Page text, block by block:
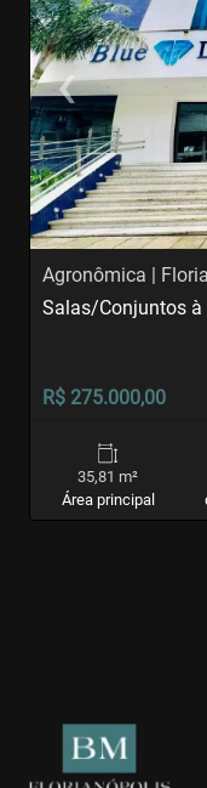
‹Previous
Agronômica |
Salas/Conjuntos
R$ 275.000,00
35,81 m²
Área principal